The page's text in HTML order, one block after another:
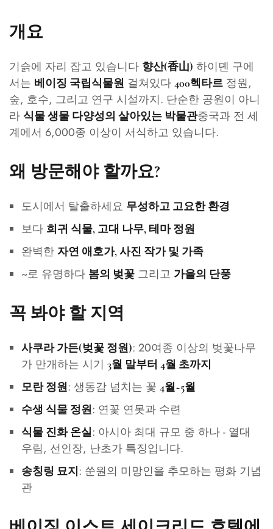
개요
기슭에 자리 잡고 있습니다 향산(香山) 하이뎬 구에
서는 베이징 국립식물원 걸쳐있다 400헥타르 정원,
숲, 호수, 그리고 연구 시설까지. 단순한 공원이 아니
라 식물 생물 다양성의 살아있는 박물관중국과 전 세
계에서 6,000종 이상이 서식하고 있습니다.
왜 방문해야 할까요?
도시에서 탈출하세요 무성하고 고요한 환경
보다 희귀 식물, 고대 나무, 테마 정원
완벽한 자연 애호가, 사진 작가 및 가족
~로 유명하다 봄의 벚꽃그리고 가을의 단풍
꼭 봐야 할 지역
사쿠라 가든(벚꽃 정원): 20여종 이상의 벚꽃나무
가 만개하는 시기 3월 말부터 4월 초까지
모란 정원: 생동감 넘치는 꽃 4월~5월
수생 식물 정원: 연꽃 연못과 수련
식물 진화 온실: 아시아 최대 규모 중 하나 - 열대
우림, 선인장, 난초가 특징입니다.
송칭링 묘지 : 쑨원의 미망인을 추모하는 평화 기념
관